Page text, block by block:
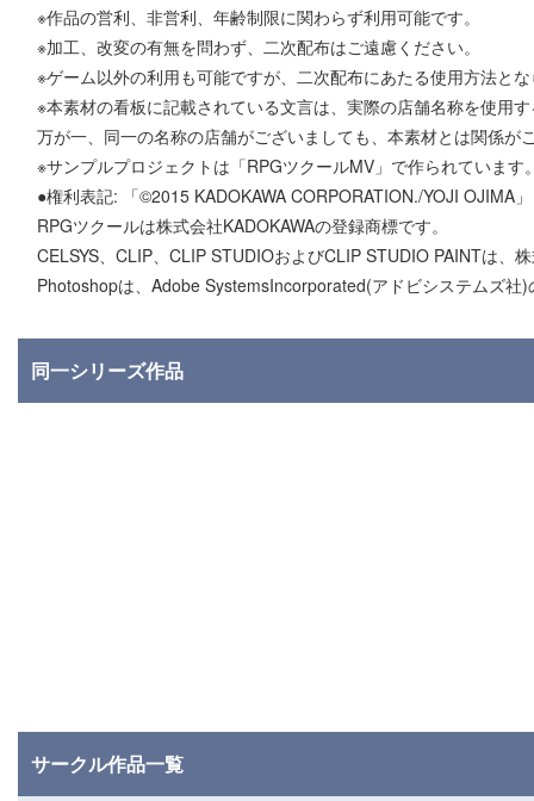
※作品の営利、非営利、年齢制限に関わらず利用可能です。
※加工、改変の有無を問わず、二次配布はご遠慮ください。
※ゲーム以外の利用も可能ですが、二次配布にあたる使用方法と
※本素材の看板に記載されている文言は、実際の店舗名称を使用
万が一、同一の名称の店舗がございましても、本素材とは関係が
※サンプルプロジェクトは「RPGツクールMV」で作られています
●権利表記: 「©2015 KADOKAWA CORPORATION./YOJI OJIMA」
RPGツクールは株式会社KADOKAWAの登録商標です。
CELSYS、CLIP、CLIP STUDIOおよびCLIP STUDIO PAINTは、
Photoshopは、Adobe SystemsIncorporated(アドビシステムズ社)
同一シリーズ作品
サークル作品一覧